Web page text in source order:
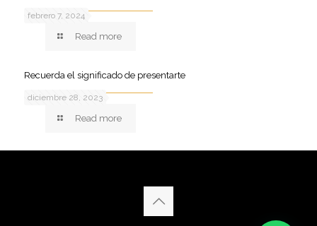
febrero 7, 2024
Read more
diciembre 28, 2023
Recuerda el significado de presentarte
Read more